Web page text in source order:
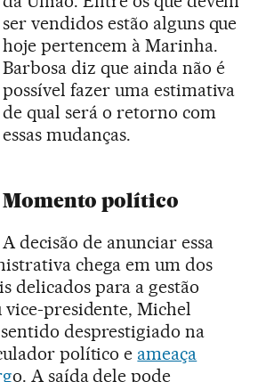
ser vendidos estão alguns que
hoje pertencem à Marinha.
Barbosa diz que ainda não é
possível fazer uma estimativa
de qual será o retorno com
essas mudanças.
Momento político
A decisão de anunciar essa
chega em um dos
delicados para a gestão
vice-presidente, Michel
desprestigiado na
político e ameaça
o. A saída dele pode